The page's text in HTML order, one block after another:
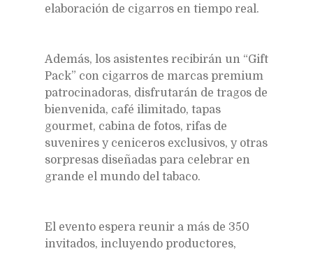
elaboración de cigarros en tiempo real.
Además, los asistentes recibirán un “Gift
Pack” con cigarros de marcas premium
patrocinadoras, disfrutarán de tragos de
bienvenida, café ilimitado, tapas
gourmet, cabina de fotos, rifas de
suvenires y ceniceros exclusivos, y otras
sorpresas diseñadas para celebrar en
grande el mundo del tabaco.
El evento espera reunir a más de 350
invitados, incluyendo productores,